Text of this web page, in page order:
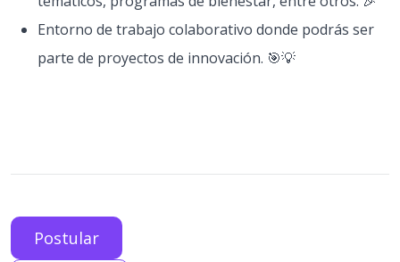
Entorno de trabajo colaborativo donde podrás ser
parte de proyectos de innovación. 🎯💡
Postular